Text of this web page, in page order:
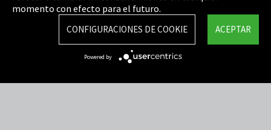
Términos y Condiciones
Mapa del sitio
Integrity Line
momento con efecto para el futuro.
ACEPTAR
CONFIGURACIONES DE COOKIE
Powered by